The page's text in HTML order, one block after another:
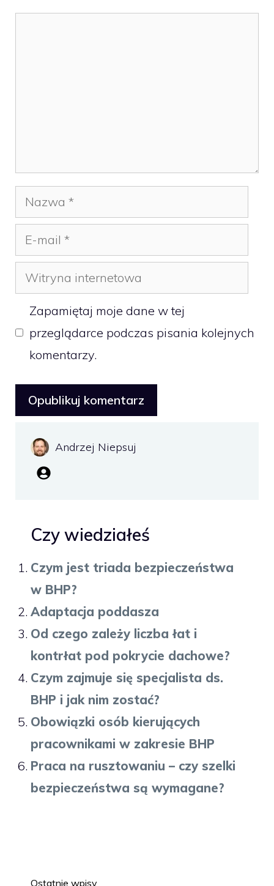
Nazwa
E-
mail
Witryna
internetowa
Zapamiętaj moje dane w tej
przeglądarce podczas pisania kolejnych
komentarzy.
Andrzej Niepsuj
Czy wiedziałeś
Czym jest triada bezpieczeństwa
w BHP?
Adaptacja poddasza
Od czego zależy liczba łat i
kontrłat pod pokrycie dachowe?
Czym zajmuje się specjalista ds.
BHP i jak nim zostać?
Obowiązki osób kierujących
pracownikami w zakresie BHP
Praca na rusztowaniu – czy szelki
bezpieczeństwa są wymagane?
Ostatnie wpisy